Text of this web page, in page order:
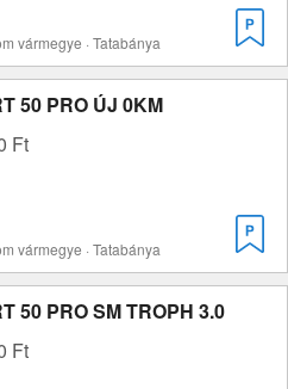
vármegye · Tatabánya
50 PRO ÚJ 0KM
Ft
vármegye · Tatabánya
50 PRO SM TROPH 3.0
Ft